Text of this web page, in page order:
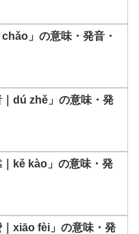
」の意味・発音・
dú zhě」の意味・発
kě kào」の意味・発
｜xiāo fèi」の意味・発